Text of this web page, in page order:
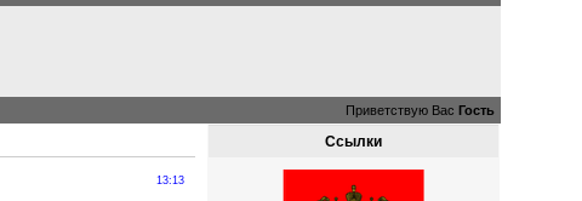
Приветствую Вас Гость
13:13
Ссылки